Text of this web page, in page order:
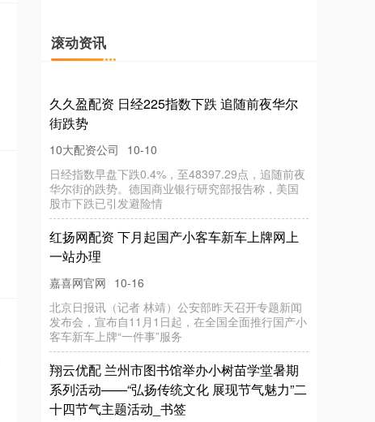
滚动资讯
久久盈配资 日经225指数下跌 追随前夜华尔
街跌势
10大配资公司 10-10
日经指数早盘下跌0.4%，至48397.29点，追随前夜
华尔街的跌势。德国商业银行研究部报告称，美国
股市下跌已引发避险情
红扬网配资 下月起国产小客车新车上牌网上
一站办理
嘉喜网官网 10-16
北京日报讯（记者 林靖）公安部昨天召开专题新闻
发布会，宣布自11月1日起，在全国全面推行国产小
客车新车上牌“一件事”服务
翔云优配 兰州市图书馆举办小树苗学堂暑期
系列活动——“弘扬传统文化 展现节气魅力”二
十四节气主题活动_书签